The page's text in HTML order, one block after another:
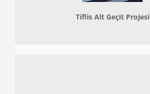
Tiflis Alt Geçit Projesi